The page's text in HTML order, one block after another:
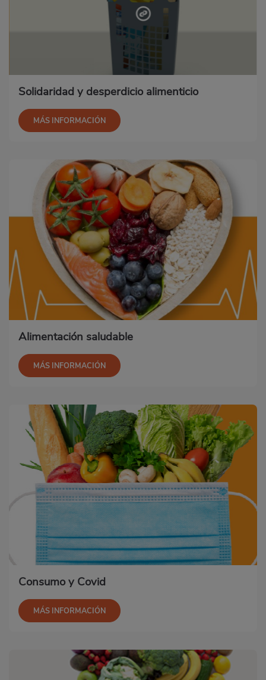
Solidaridad y desperdicio alimenticio
MÁS INFORMACIÓN
Alimentación saludable
MÁS INFORMACIÓN
Consumo y Covid
MÁS INFORMACIÓN